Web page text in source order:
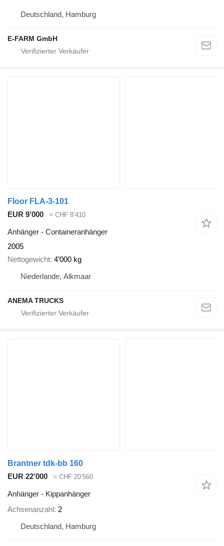
Deutschland, Hamburg
E-FARM GmbH
Floor FLA-3-101
EUR 9’000
≈ CHF 8’410
Anhänger - Containeranhänger
2005
Nettogewicht 4’000 kg
Niederlande, Alkmaar
ANEMA TRUCKS
Brantner tdk-bb 160
EUR 22’000
≈ CHF 20’560
Anhänger - Kippanhänger
Achsenanzahl 2
Deutschland, Hamburg